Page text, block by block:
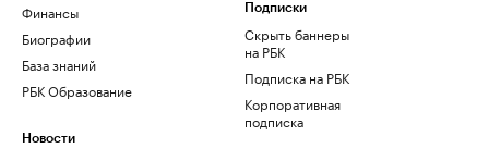
Финансы
Биографии
База знаний
РБК Образование
Новости
Подписки
Скрыть баннеры
на РБК
Подписка на РБК
Корпоративная
подписка